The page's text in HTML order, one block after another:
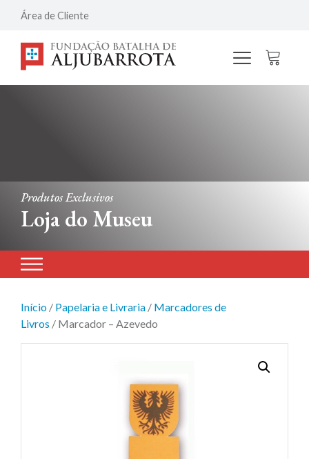
Área de Cliente
Produtos Exclusivos
Loja do Museu
Início / Papelaria e Livraria / Marcadores de
Livros / Marcador – Azevedo